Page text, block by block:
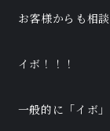
お客様からも相
イボ！！！
一般的に「イボ」